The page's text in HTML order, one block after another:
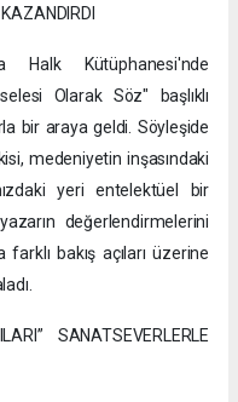
Halk Kütüphanesi'nde
Olarak Söz" başlıklı
bir araya geldi. Söyleşide
medeniyetin inşasındaki
yeri entelektüel bir
değerlendirmelerini
bakış açıları üzerine
SANATSEVERLERLE